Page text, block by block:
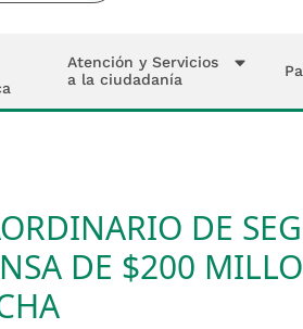
Atención y Servicios
a la ciudadanía
DE
DE $200